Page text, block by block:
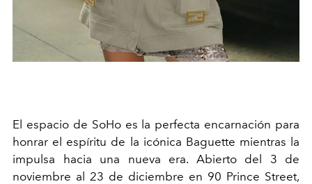
El espacio de SoHo es la perfecta encarnación para
honrar el espíritu de la icónica Baguette mientras la
impulsa hacia una nueva era. Abierto del 3 de
noviembre al 23 de diciembre en 90 Prince Street,